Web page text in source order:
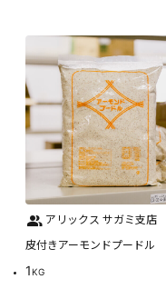
アリックス サガミ支店
皮付きアーモンドプードル
1KG